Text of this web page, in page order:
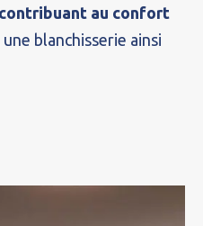
au confort
blanchisserie ainsi